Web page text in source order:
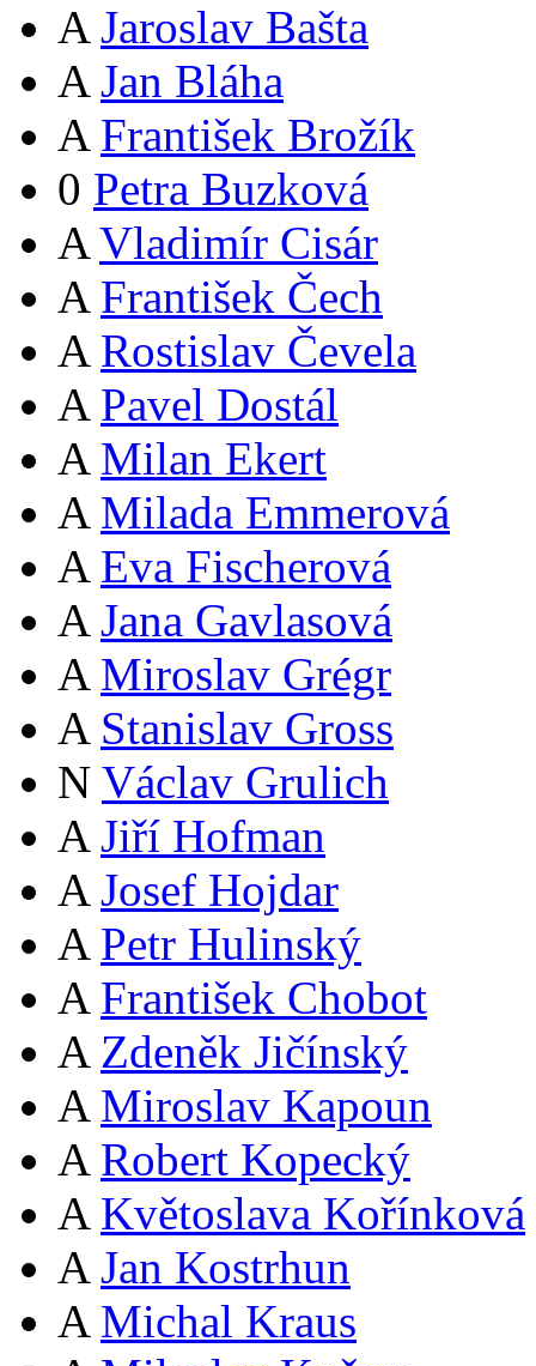
A Jaroslav Bašta
A Jan Bláha
A František Brožík
0 Petra Buzková
A Vladimír Cisár
A František Čech
A Rostislav Čevela
A Pavel Dostál
A Milan Ekert
A Milada Emmerová
A Eva Fischerová
A Jana Gavlasová
A Miroslav Grégr
A Stanislav Gross
N Václav Grulich
A Jiří Hofman
A Josef Hojdar
A Petr Hulinský
A František Chobot
A Zdeněk Jičínský
A Miroslav Kapoun
A Robert Kopecký
A Květoslava Kořínková
A Jan Kostrhun
A Michal Kraus